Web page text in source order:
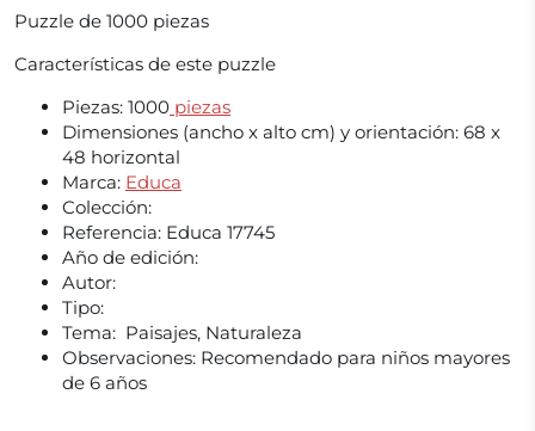
Puzzle de 1000 piezas
Características de este puzzle
Piezas: 1000 piezas
Dimensiones (ancho x alto cm) y orientación: 68 x
48 horizontal
Marca: Educa
Colección:
Referencia: Educa 17745
Año de edición:
Autor:
Tipo:
Tema: Paisajes, Naturaleza
Observaciones: Recomendado para niños mayores
de 6 años